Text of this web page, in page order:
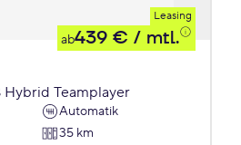
Leasing
ab439 € / mtl.
Hybrid Teamplayer
Automatik
35 km